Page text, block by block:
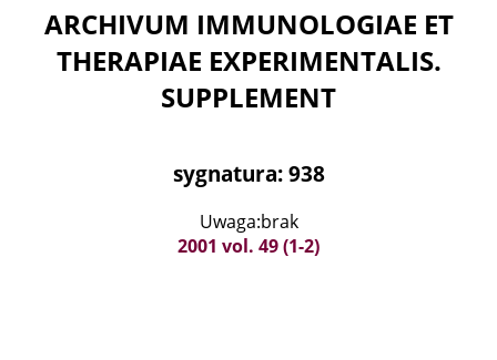
ARCHIVUM IMMUNOLOGIAE ET
THERAPIAE EXPERIMENTALIS.
SUPPLEMENT
sygnatura: 938
Uwaga:brak
2001 vol. 49 (1-2)